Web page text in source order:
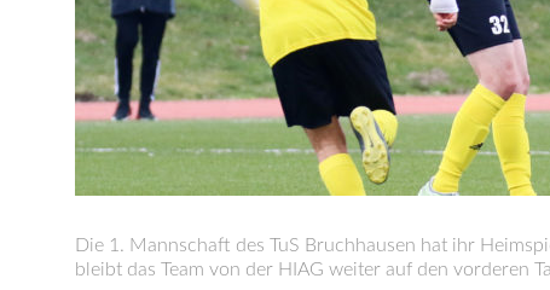
Die 1. Mannschaft des TuS Bruchhausen hat ihr
bleibt das Team von der HIAG weiter auf den vorderen